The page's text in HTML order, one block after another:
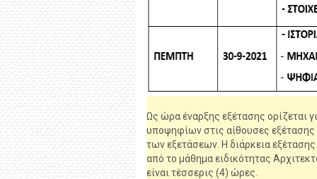
Ως ώρα έναρξης εξέτασης ορίζεται
υποψηφίων στις αίθουσες εξέτασης
των εξετάσεων. Η διάρκεια
από το μάθημα ειδικότητας
είναι τέσσερις (4) ώρες.